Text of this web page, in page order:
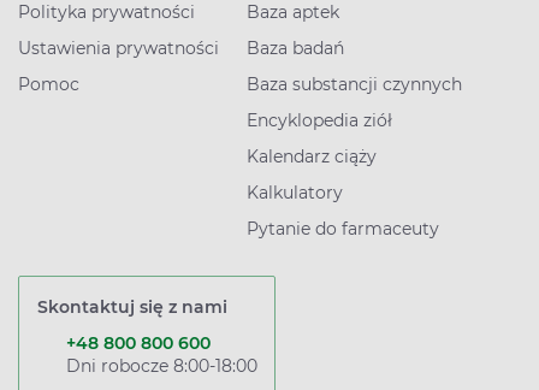
Polityka prywatności
Ustawienia prywatności
Pomoc
Baza aptek
Baza badań
Baza substancji czynnych
Encyklopedia ziół
Kalendarz ciąży
Kalkulatory
Pytanie do farmaceuty
Skontaktuj się z nami
+48 800 800 600
Dni robocze 8:00-18:00